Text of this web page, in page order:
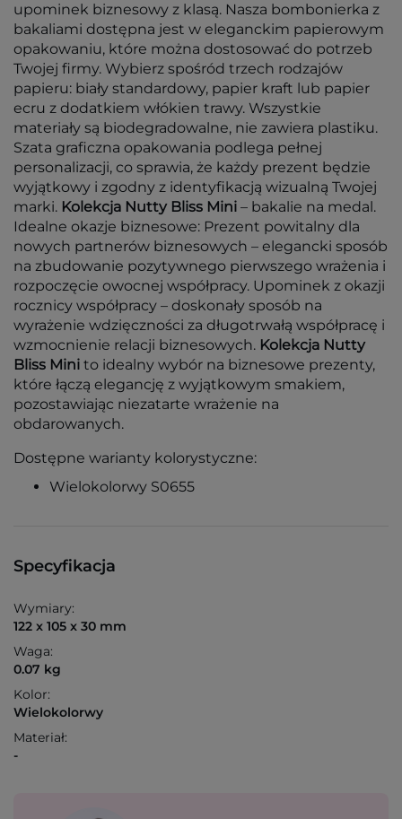
upominek biznesowy z klasą. Nasza bombonierka z
bakaliami dostępna jest w eleganckim papierowym
opakowaniu, które można dostosować do potrzeb
Twojej firmy. Wybierz spośród trzech rodzajów
papieru: biały standardowy, papier kraft lub papier
ecru z dodatkiem włókien trawy. Wszystkie
materiały są biodegradowalne, nie zawiera plastiku.
Szata graficzna opakowania podlega pełnej
personalizacji, co sprawia, że każdy prezent będzie
wyjątkowy i zgodny z identyfikacją wizualną Twojej
marki. Kolekcja Nutty Bliss Mini – bakalie na medal.
Idealne okazje biznesowe: Prezent powitalny dla
nowych partnerów biznesowych – elegancki sposób
na zbudowanie pozytywnego pierwszego wrażenia i
rozpoczęcie owocnej współpracy. Upominek z okazji
rocznicy współpracy – doskonały sposób na
wyrażenie wdzięczności za długotrwałą współpracę i
wzmocnienie relacji biznesowych. Kolekcja Nutty
Bliss Mini to idealny wybór na biznesowe prezenty,
które łączą elegancję z wyjątkowym smakiem,
pozostawiając niezatarte wrażenie na
obdarowanych.
Dostępne warianty kolorystyczne:
Wielokolorwy S0655
Specyfikacja
Wymiary:
122 x 105 x 30 mm
Waga:
0.07 kg
Kolor:
Wielokolorwy
Materiał:
-